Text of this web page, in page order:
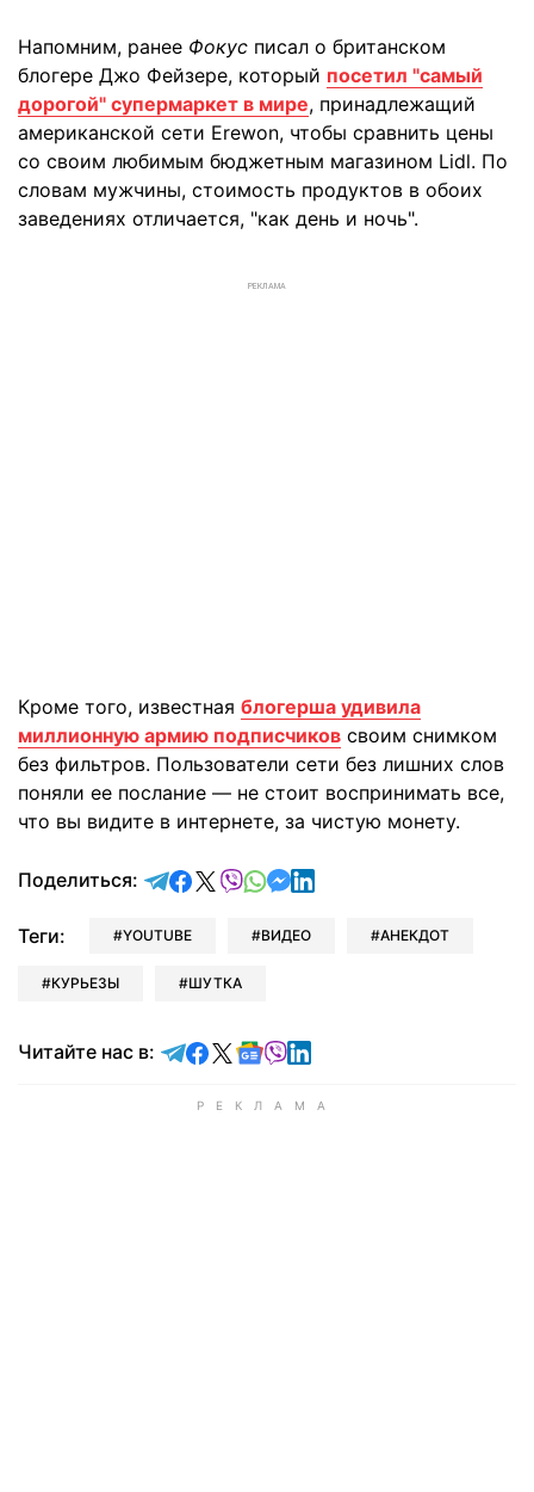
Напомним, ранее Фокус писал о британском
блогере Джо Фейзере, который посетил "самый
дорогой" супермаркет в мире, принадлежащий
американской сети Erewon, чтобы сравнить цены
со своим любимым бюджетным магазином Lidl. По
словам мужчины, стоимость продуктов в обоих
заведениях отличается, "как день и ночь".
РЕКЛАМА
Кроме того, известная блогерша удивила
миллионную армию подписчиков своим снимком
без фильтров. Пользователи сети без лишних слов
поняли ее послание — не стоит воспринимать все,
что вы видите в интернете, за чистую монету.
Поделиться: отправить в Telegram
поделиться в Facebook
поделиться в X
отправить в Viber
отправить в Whatsapp
отправить в Messenger
отправить в LinkedIn
Теги: YOUTUBE ВИДЕО АНЕКДОТ
КУРЬЕЗЫ ШУТКА
Читайте нас в: Читайте в Telegram
Читайте в Facebook
Читайте в X
Читайте в Google news
Читайте в Viber
Читайте в LinkedIn